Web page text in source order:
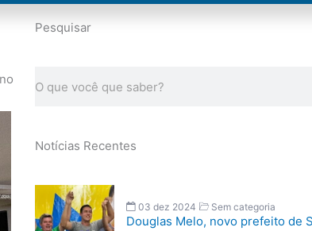
Pesquisar
Notícias Recentes
03 dez 2024 Sem categoria
Douglas Melo, novo prefeito de